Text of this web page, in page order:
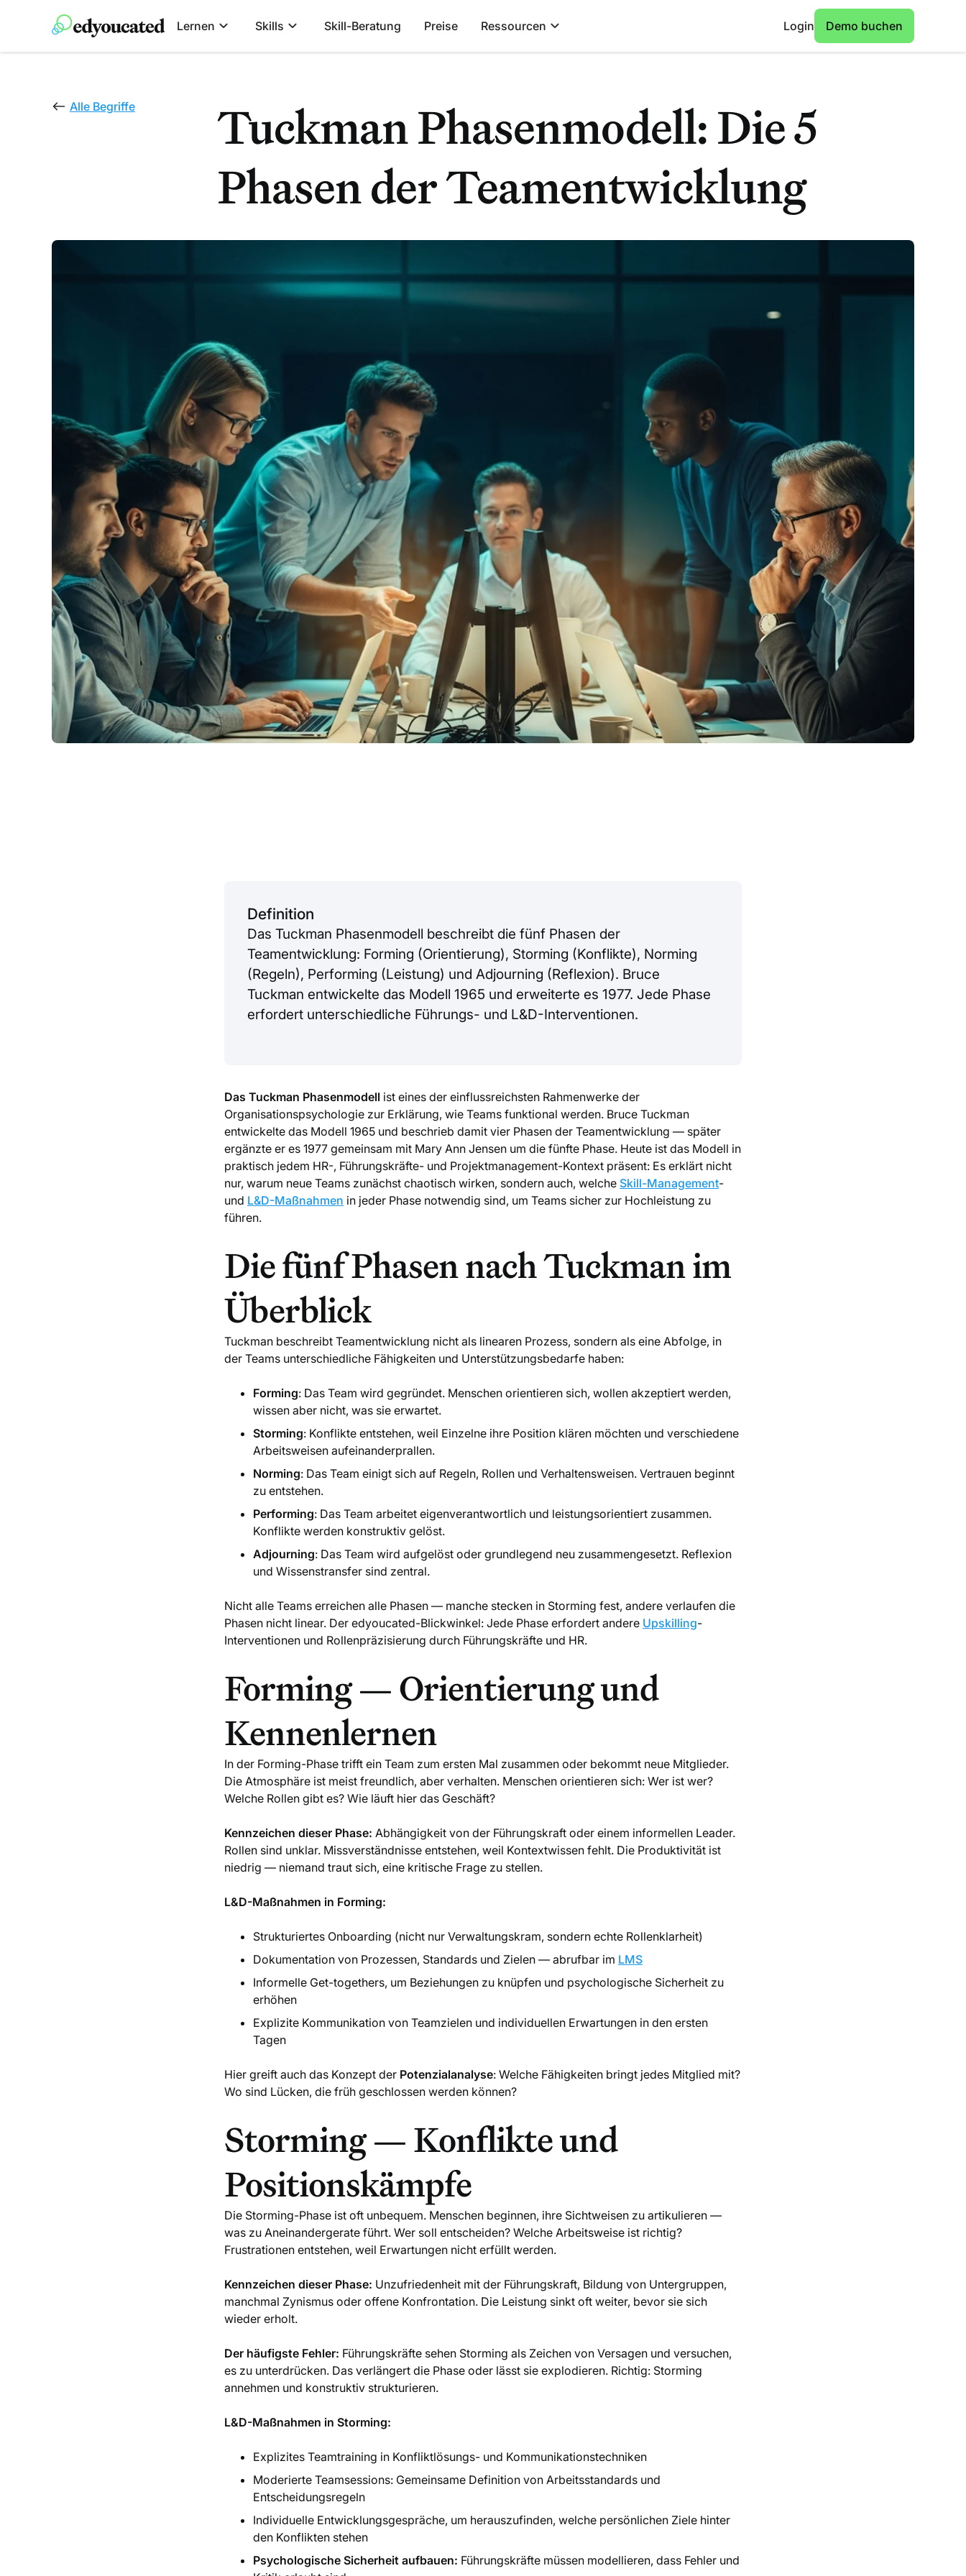
Lernen Skills Skill-Beratung Preise Ressourcen Login Demo buchen
Alle Begriffe
Tuckman Phasenmodell: Die 5
Phasen der Teamentwicklung
Definition
Das Tuckman Phasenmodell beschreibt die fünf Phasen der
Teamentwicklung: Forming (Orientierung), Storming (Konflikte), Norming
(Regeln), Performing (Leistung) und Adjourning (Reflexion). Bruce
Tuckman entwickelte das Modell 1965 und erweiterte es 1977. Jede Phase
erfordert unterschiedliche Führungs- und L&D-Interventionen.
Das Tuckman Phasenmodell ist eines der einflussreichsten Rahmenwerke der
Organisationspsychologie zur Erklärung, wie Teams funktional werden. Bruce Tuckman
entwickelte das Modell 1965 und beschrieb damit vier Phasen der Teamentwicklung — später
ergänzte er es 1977 gemeinsam mit Mary Ann Jensen um die fünfte Phase. Heute ist das Modell in
praktisch jedem HR-, Führungskräfte- und Projektmanagement-Kontext präsent: Es erklärt nicht
nur, warum neue Teams zunächst chaotisch wirken, sondern auch, welche Skill-Management-
und L&D-Maßnahmen in jeder Phase notwendig sind, um Teams sicher zur Hochleistung zu
führen.
Die fünf Phasen nach Tuckman im
Überblick
Tuckman beschreibt Teamentwicklung nicht als linearen Prozess, sondern als eine Abfolge, in
der Teams unterschiedliche Fähigkeiten und Unterstützungsbedarfe haben:
Forming: Das Team wird gegründet. Menschen orientieren sich, wollen akzeptiert werden,
wissen aber nicht, was sie erwartet.
Storming: Konflikte entstehen, weil Einzelne ihre Position klären möchten und verschiedene
Arbeitsweisen aufeinanderprallen.
Norming: Das Team einigt sich auf Regeln, Rollen und Verhaltensweisen. Vertrauen beginnt
zu entstehen.
Performing: Das Team arbeitet eigenverantwortlich und leistungsorientiert zusammen.
Konflikte werden konstruktiv gelöst.
Adjourning: Das Team wird aufgelöst oder grundlegend neu zusammengesetzt. Reflexion
und Wissenstransfer sind zentral.
Nicht alle Teams erreichen alle Phasen — manche stecken in Storming fest, andere verlaufen die
Phasen nicht linear. Der edyoucated-Blickwinkel: Jede Phase erfordert andere Upskilling-
Interventionen und Rollenpräzisierung durch Führungskräfte und HR.
Forming — Orientierung und
Kennenlernen
In der Forming-Phase trifft ein Team zum ersten Mal zusammen oder bekommt neue Mitglieder.
Die Atmosphäre ist meist freundlich, aber verhalten. Menschen orientieren sich: Wer ist wer?
Welche Rollen gibt es? Wie läuft hier das Geschäft?
Kennzeichen dieser Phase: Abhängigkeit von der Führungskraft oder einem informellen Leader.
Rollen sind unklar. Missverständnisse entstehen, weil Kontextwissen fehlt. Die Produktivität ist
niedrig — niemand traut sich, eine kritische Frage zu stellen.
L&D-Maßnahmen in Forming:
Strukturiertes Onboarding (nicht nur Verwaltungskram, sondern echte Rollenklarheit)
Dokumentation von Prozessen, Standards und Zielen — abrufbar im LMS
Informelle Get-togethers, um Beziehungen zu knüpfen und psychologische Sicherheit zu
erhöhen
Explizite Kommunikation von Teamzielen und individuellen Erwartungen in den ersten
Tagen
Hier greift auch das Konzept der Potenzialanalyse: Welche Fähigkeiten bringt jedes Mitglied mit?
Wo sind Lücken, die früh geschlossen werden können?
Storming — Konflikte und
Positionskämpfe
Die Storming-Phase ist oft unbequem. Menschen beginnen, ihre Sichtweisen zu artikulieren —
was zu Aneinandergerate führt. Wer soll entscheiden? Welche Arbeitsweise ist richtig?
Frustrationen entstehen, weil Erwartungen nicht erfüllt werden.
Kennzeichen dieser Phase: Unzufriedenheit mit der Führungskraft, Bildung von Untergruppen,
manchmal Zynismus oder offene Konfrontation. Die Leistung sinkt oft weiter, bevor sie sich
wieder erholt.
Der häufigste Fehler: Führungskräfte sehen Storming als Zeichen von Versagen und versuchen,
es zu unterdrücken. Das verlängert die Phase oder lässt sie explodieren. Richtig: Storming
annehmen und konstruktiv strukturieren.
L&D-Maßnahmen in Storming:
Explizites Teamtraining in Konfliktlösungs- und Kommunikationstechniken
Moderierte Teamsessions: Gemeinsame Definition von Arbeitsstandards und
Entscheidungsregeln
Individuelle Entwicklungsgespräche, um herauszufinden, welche persönlichen Ziele hinter
den Konflikten stehen
Psychologische Sicherheit aufbauen: Führungskräfte müssen modellieren, dass Fehler und